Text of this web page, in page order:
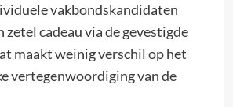
vakbondskandidaten
zetel cadeau via de gevestigde
maakt weinig verschil op het
vertegenwoordiging van de